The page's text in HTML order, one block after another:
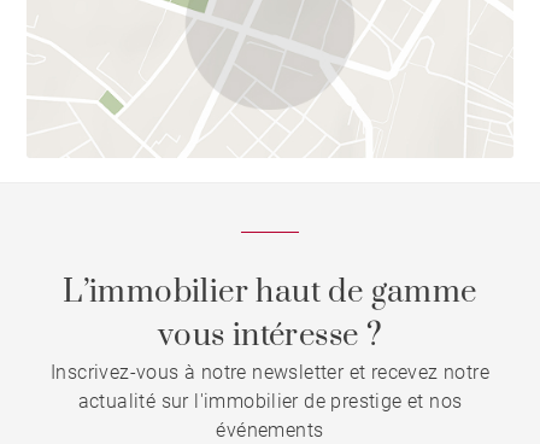
L’immobilier haut de gamme
vous intéresse ?
Inscrivez-vous à notre newsletter et recevez notre
actualité sur l'immobilier de prestige et nos
événements